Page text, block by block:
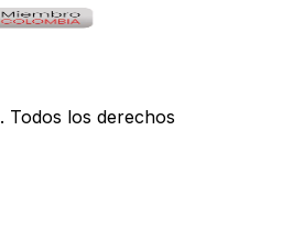
. Todos los derechos